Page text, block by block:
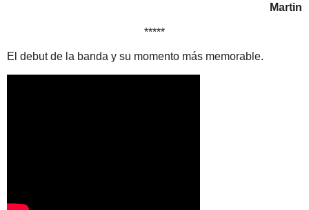
Martin
*****
El debut de la banda y su momento más memorable.